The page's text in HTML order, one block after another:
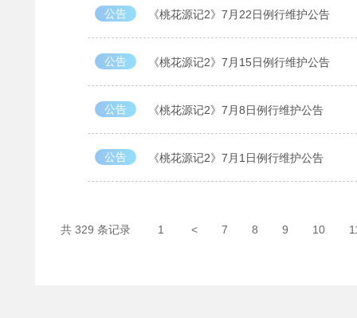
公告 《桃花源记2》7月22日例行维护公告
公告 《桃花源记2》7月15日例行维护公告
公告 《桃花源记2》7月8日例行维护公告
公告 《桃花源记2》7月1日例行维护公告
共 329 条记录 1 < 7 8 9 10